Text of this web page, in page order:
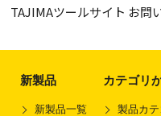
TAJIMAツールサイト お問
新製品
新製品一覧
カテゴリ
製品カ